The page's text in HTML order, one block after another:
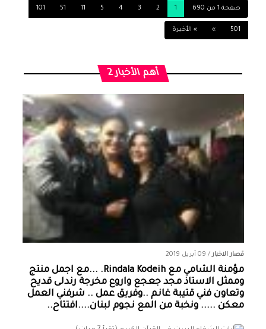
صفحة 1 من 690 1
2
3
4
5
11
51
101
501
» » الأخيرة
أهم الأخبار 2
قصار الاخبار/ 09 أبريل 2019
مؤمنة الشامي‏ مع ‏‎Rindala Kodeih‎‏. ...مع اجمل منتج
وممثل الاستاذ مجد جعجع واروع مخرجة رندلى قديح
وتعاون فني قتيبة غانم ..وفريق عمل .. شرفني العمل
معكن ..... ونخبة من المع نجوم لبنان....افتتاح..